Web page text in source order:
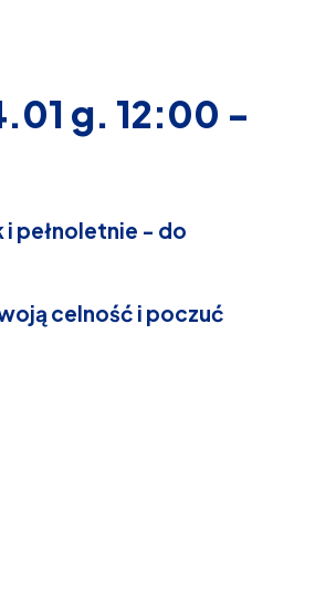
g. 12:00 -
pełnoletnie - do
celność i poczuć